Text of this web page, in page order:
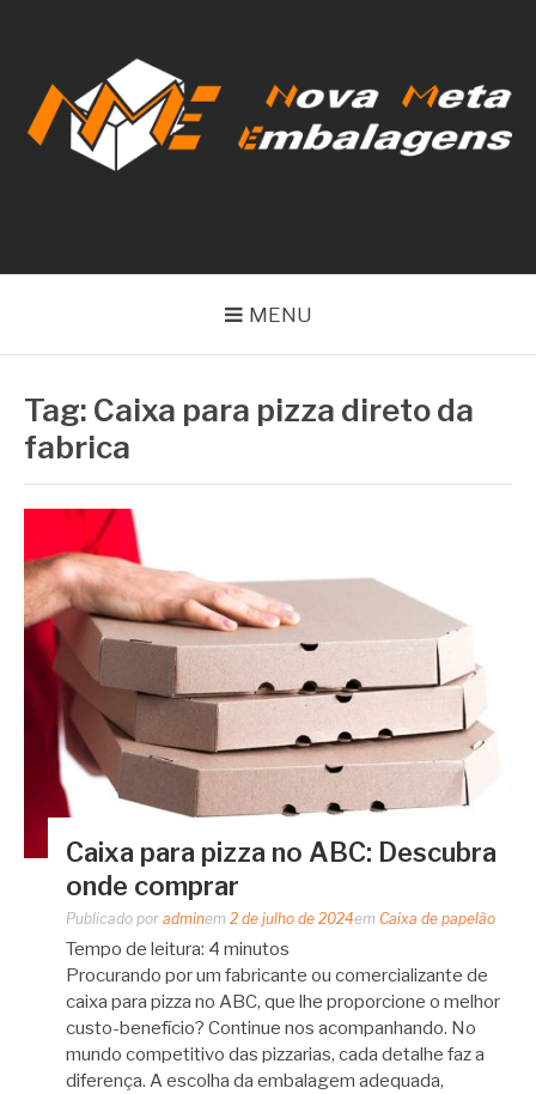
conteúdo
MENU
Tag: Caixa para pizza direto da
fabrica
Caixa para pizza no ABC: Descubra
onde comprar
Publicado por adminem 2 de julho de 2024em Caixa de papelão
Tempo de leitura: 4 minutos
Procurando por um fabricante ou comercializante de
caixa para pizza no ABC, que lhe proporcione o melhor
custo-benefício? Continue nos acompanhando. No
mundo competitivo das pizzarias, cada detalhe faz a
diferença. A escolha da embalagem adequada,